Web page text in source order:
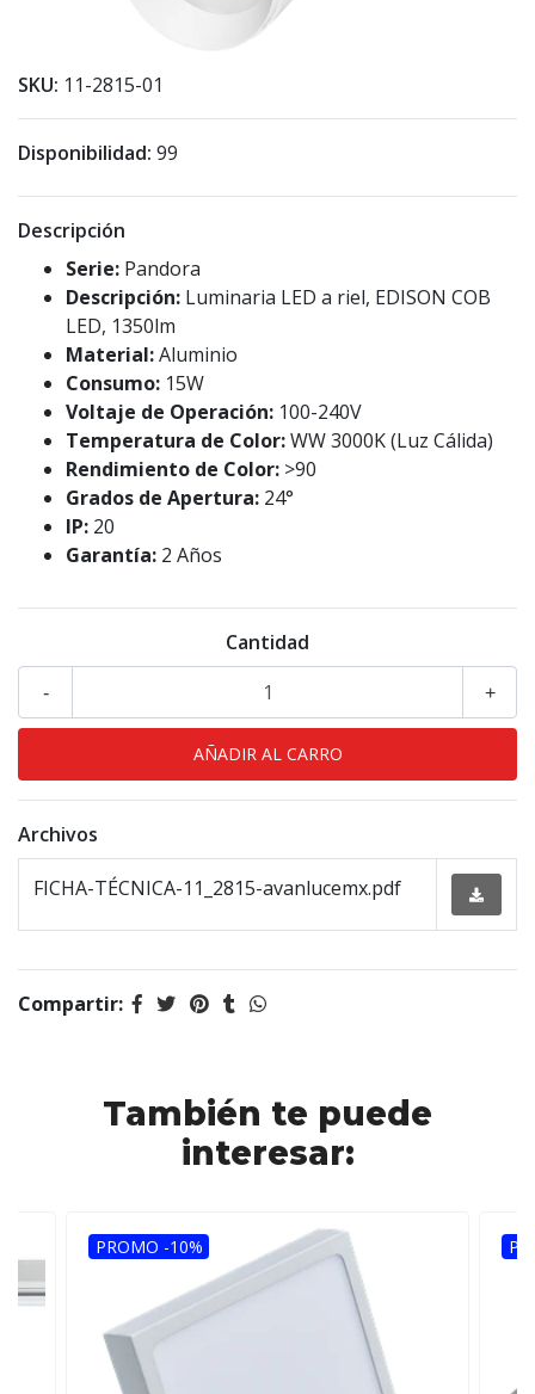
SKU: 11-2815-01
Disponibilidad: 99
Descripción
Serie: Pandora
Descripción: Luminaria LED a riel, EDISON COB
LED, 1350lm
Material:Aluminio
Consumo: 15W
Voltaje de Operación: 100-240V
Temperatura de Color:WW 3000K (Luz Cálida)
Rendimiento de Color: >90
Grados de Apertura: 24°
IP: 20
Garantía: 2 Años
Cantidad
+
-
Archivos
FICHA-TÉCNICA-11_2815-avanlucemx.pdf
Compartir:
También te puede
interesar:
PROMO -10%